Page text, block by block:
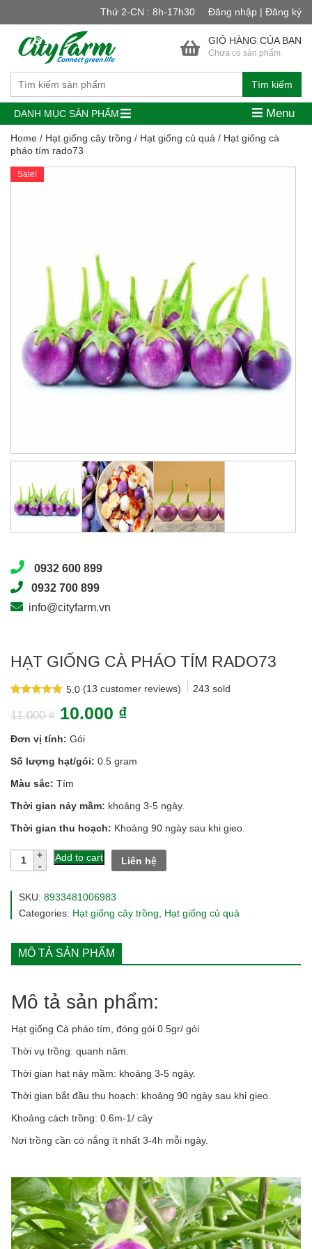
Thứ 2-CN : 8h-17h30 Đăng nhập | Đăng ký
Tìm kiếm
GIỎ HÀNG CỦA BẠN
Chưa có sản phẩm
DANH MỤC SẢN PHẨM Menu
Home / Hạt giống cây trồng / Hạt giống củ quả / Hạt giống cà
pháo tím rado73
Sale!
0932 600 899
0932 700 899
info@cityfarm.vn
HẠT GIỐNG CÀ PHÁO TÍM RADO73
5.0
out of 5
customer
ratings
(13 customer reviews) 243 sold
11.000₫ 10.000 ₫
Đơn vị tính: Gói
Số lượng hạt/gói: 0.5 gram
Màu sắc: Tím
Thời gian nảy mầm: khoảng 3-5 ngày.
Thời gian thu hoạch: Khoảng 90 ngày sau khi gieo.
Hạt
pháo
rado73
Add to cart Liên hệ
SKU: 8933481006983
Categories: Hạt giống cây trồng, Hạt giống củ quả
MÔ TẢ SẢN PHẨM
Mô tả sản phẩm:
Hạt giống Cà pháo tím, đóng gói 0.5gr/ gói
Thời vụ trồng: quanh năm.
Thời gian hạt nảy mầm: khoảng 3-5 ngày.
Thời gian bắt đầu thu hoạch: khoảng 90 ngày sau khi gieo.
Khoảng cách trồng: 0.6m-1/ cây
Nơi trồng cần có nắng ít nhất 3-4h mỗi ngày.